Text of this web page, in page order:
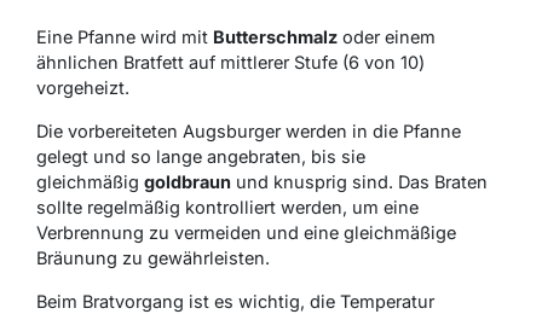
Eine Pfanne wird mit Butterschmalz oder einem
ähnlichen Bratfett auf mittlerer Stufe (6 von 10)
vorgeheizt.
Die vorbereiteten Augsburger werden in die Pfanne
gelegt und so lange angebraten, bis sie
gleichmäßig goldbraun und knusprig sind. Das Braten
sollte regelmäßig kontrolliert werden, um eine
Verbrennung zu vermeiden und eine gleichmäßige
Bräunung zu gewährleisten.
Beim Bratvorgang ist es wichtig, die Temperatur